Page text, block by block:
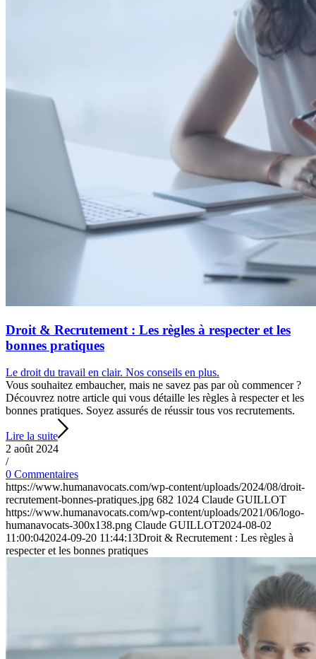
Droit & Recrutement : Les règles à respecter et les
bonnes pratiques
Le droit du travail en clair. Nos conseils en plus.
Vous souhaitez embaucher, mais ne savez pas par où commencer ?
Découvrez notre article qui vous détaille les règles à respecter et les
bonnes pratiques. Soyez assurés de réussir tous vos recrutements.
Lire la suite
2 août 2024
/
0 Commentaires
https://www.humanavocats.com/wp-content/uploads/2024/08/droit-
recrutement-bonnes-pratiques.jpg 682 1024 Claude GUILLOT
https://www.humanavocats.com/wp-content/uploads/2021/06/logo-
humanavocats-300x138.png Claude GUILLOT2024-08-02
11:00:042024-09-20 11:44:13Droit & Recrutement : Les règles à
respecter et les bonnes pratiques